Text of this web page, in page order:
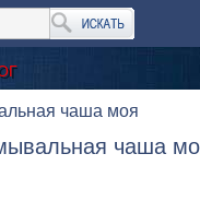
чаша моя
чаша